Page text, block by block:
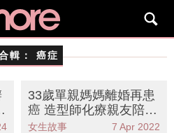
輯： 癌症
33歲單親媽媽離婚再患
癌 造型師化療親友陪剃
光頭：世界總有活下去
女生故事 7 Apr 2022